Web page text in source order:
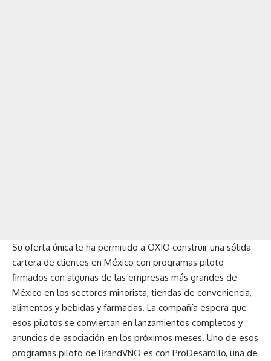
Su oferta única le ha permitido a OXIO construir una sólida
cartera de clientes en México con programas piloto
firmados con algunas de las empresas más grandes de
México en los sectores minorista, tiendas de conveniencia,
alimentos y bebidas y farmacias. La compañía espera que
esos pilotos se conviertan en lanzamientos completos y
anuncios de asociación en los próximos meses. Uno de esos
programas piloto de BrandVNO es con ProDesarollo, una de